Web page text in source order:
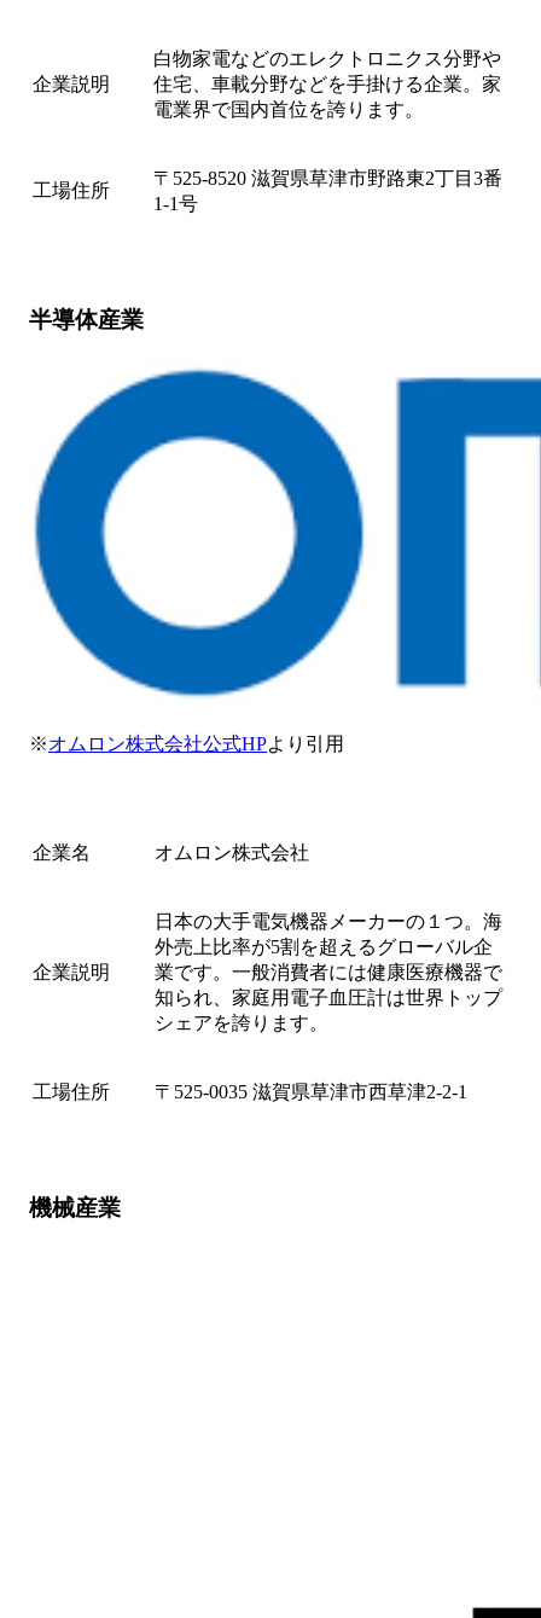
企業説明
白物家電などのエレクトロニクス分野や
住宅、車載分野などを手掛ける企業。家
電業界で国内首位を誇ります。
工場住所
〒525-8520 滋賀県草津市野路東2丁目3番
1-1号
半導体産業
※オムロン株式会社公式HPより引用
企業名 オムロン株式会社
企業説明
日本の大手電気機器メーカーの１つ。海
外売上比率が5割を超えるグローバル企
業です。一般消費者には健康医療機器で
知られ、家庭用電子血圧計は世界トップ
シェアを誇ります。
工場住所 〒525-0035 滋賀県草津市西草津2-2-1
機械産業